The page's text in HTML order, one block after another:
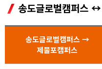
송도글로벌캠퍼스
송도글로벌캠퍼스 →
제물포캠퍼스